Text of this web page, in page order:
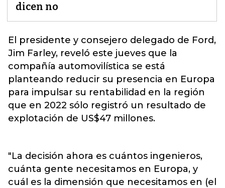
dicen no
El presidente y consejero delegado de Ford,
Jim Farley, reveló este jueves que la
compañía automovilística se está
planteando reducir su presencia en Europa
para impulsar su rentabilidad en la región
que en 2022 sólo registró un resultado de
explotación de US$47 millones.
"La decisión ahora es cuántos ingenieros,
cuánta gente necesitamos en Europa, y
cuál es la dimensión que necesitamos en (el